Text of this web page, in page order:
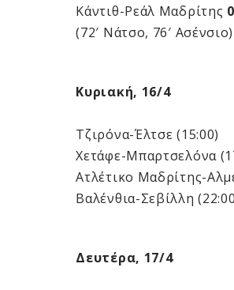
Κάντιθ-Ρεάλ Μαδρίτης
(72′ Νάτσο, 76′ Ασένσιο)
Κυριακή, 16/4
Τζιρόνα-Έλτσε (15:00)
Χετάφε-Μπαρτσελόνα
Ατλέτικο Μαδρίτης-
Βαλένθια-Σεβίλλη
Δευτέρα, 17/4